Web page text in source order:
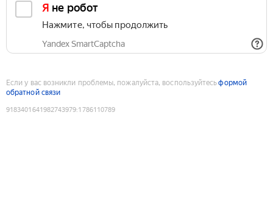
Я не робот
Нажмите, чтобы продолжить
Yandex SmartCaptcha
Если у вас возникли проблемы, пожалуйста, воспользуйтесьформой
обратной связи
9183401641982743979:1786110789